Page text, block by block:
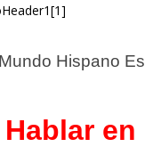
Hispano